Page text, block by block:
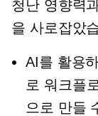
청난 영향력
을 사로잡았
AI를 활용
로 워크플
으로 만들